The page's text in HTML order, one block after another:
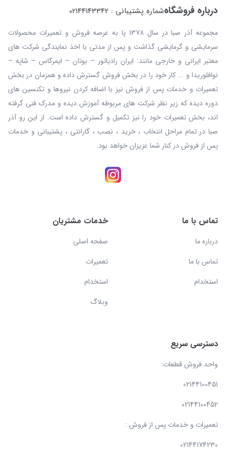
درباره فروشگاهشماره پشتیبانی : 02144143342
مجموعه آذر صبا در سال 1378 پا به عرصه فروش و تعمیرات محصولات
سرمایشی و گرمایشی گذاشت و پس از مدتی با اخذ نمایندگی شرکت های
معتبر ایرانی و خارجی مانند: ایران رادیاتور – بوتان – ایمرگاس – شاپه –
نوافلوریدا و ... کار خود را در بخش فروش گسترش داده و همزمان در بخش
تعمیرات و خدمات پس از فروش نیز با اضافه کردن نیروها و تکنسین های
دوره دیده که زیر نظر شرکت های مربوطه آموزش دیده و مدرک فنی گرفته
اند، بخش تعمیرات خود را نیز تکمیل و گسترش داده است. از این رو آذر
صبا در تمام مراحل انتخاب ، خرید ، نصب ، گارانتی ، پشتیبانی و خدمات
پس از فروش در کنار شما عزیزان خواهد بود.
تماس با ما
درباره ما
تماس با ما
استخدام
خدمات مشتریان
صفحه اصلی
تعمیرات
استخدام
وبلاگ
دسترسی سریع
واحد فروش قطعات:
02144100451
02144100452
تعمیرات و خدمات پس از فروش :
02144174230